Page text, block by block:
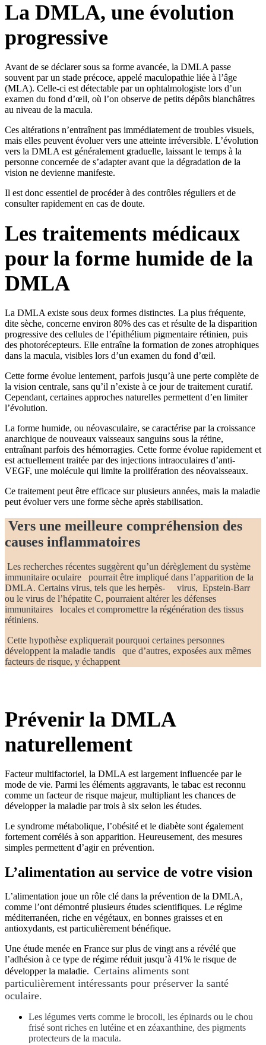
La DMLA, une évolution
progressive
Avant de se déclarer sous sa forme avancée, la DMLA passe
souvent par un stade précoce, appelé maculopathie liée à l’âge
(MLA). Celle-ci est détectable par un ophtalmologiste lors d’un
examen du fond d’œil, où l’on observe de petits dépôts blanchâtres
au niveau de la macula.
Ces altérations n’entraînent pas immédiatement de troubles visuels,
mais elles peuvent évoluer vers une atteinte irréversible. L’évolution
vers la DMLA est généralement graduelle, laissant le temps à la
personne concernée de s’adapter avant que la dégradation de la
vision ne devienne manifeste.
Il est donc essentiel de procéder à des contrôles réguliers et de
consulter rapidement en cas de doute.
Les traitements médicaux
pour la forme humide de la
DMLA
La DMLA existe sous deux formes distinctes. La plus fréquente,
dite sèche, concerne environ 80% des cas et résulte de la disparition
progressive des cellules de l’épithélium pigmentaire rétinien, puis
des photorécepteurs. Elle entraîne la formation de zones atrophiques
dans la macula, visibles lors d’un examen du fond d’œil.
Cette forme évolue lentement, parfois jusqu’à une perte complète de
la vision centrale, sans qu’il n’existe à ce jour de traitement curatif.
Cependant, certaines approches naturelles permettent d’en limiter
l’évolution.
La forme humide, ou néovasculaire, se caractérise par la croissance
anarchique de nouveaux vaisseaux sanguins sous la rétine,
entraînant parfois des hémorragies. Cette forme évolue rapidement et
est actuellement traitée par des injections intraoculaires d’anti-
VEGF, une molécule qui limite la prolifération des néovaisseaux.
Ce traitement peut être efficace sur plusieurs années, mais la maladie
peut évoluer vers une forme sèche après stabilisation.
Vers une meilleure compréhension des
causes inflammatoires
Les recherches récentes suggèrent qu’un dérèglement du système
immunitaire oculaire pourrait être impliqué dans l’apparition de la
DMLA. Certains virus, tels que les herpès- virus, Epstein-Barr
ou le virus de l’hépatite C, pourraient altérer les défenses
immunitaires locales et compromettre la régénération des tissus
rétiniens.
Cette hypothèse expliquerait pourquoi certaines personnes
développent la maladie tandis que d’autres, exposées aux mêmes
facteurs de risque, y échappent
Prévenir la DMLA
naturellement
Facteur multifactoriel, la DMLA est largement influencée par le
mode de vie. Parmi les éléments aggravants, le tabac est reconnu
comme un facteur de risque majeur, multipliant les chances de
développer la maladie par trois à six selon les études.
Le syndrome métabolique, l’obésité et le diabète sont également
fortement corrélés à son apparition. Heureusement, des mesures
simples permettent d’agir en prévention.
L’alimentation au service de votre vision
L’alimentation joue un rôle clé dans la prévention de la DMLA,
comme l’ont démontré plusieurs études scientifiques. Le régime
méditerranéen, riche en végétaux, en bonnes graisses et en
antioxydants, est particulièrement bénéfique.
Une étude menée en France sur plus de vingt ans a révélé que
l’adhésion à ce type de régime réduit jusqu’à 41% le risque de
développer la maladie. Certains aliments sont
particulièrement intéressants pour préserver la santé
oculaire.
Les légumes verts comme le brocoli, les épinards ou le chou
frisé sont riches en lutéine et en zéaxanthine, des pigments
protecteurs de la macula.